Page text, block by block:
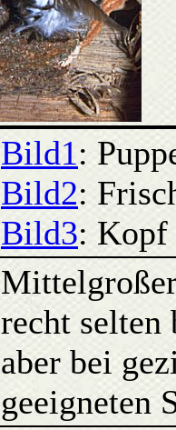
Bild1:
Bild2:
Bild3: Kopf
recht selten
aber bei
geeigneten